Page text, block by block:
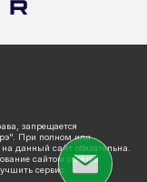
запрещается
При полном или
данный сайт обязательна.
сайтом cookies
сервис.